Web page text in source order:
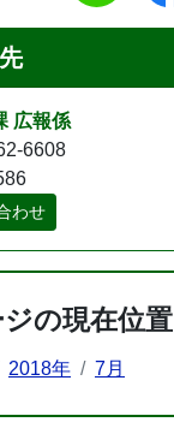
広報係
6608
わせ
の現在位置
2018年 7月